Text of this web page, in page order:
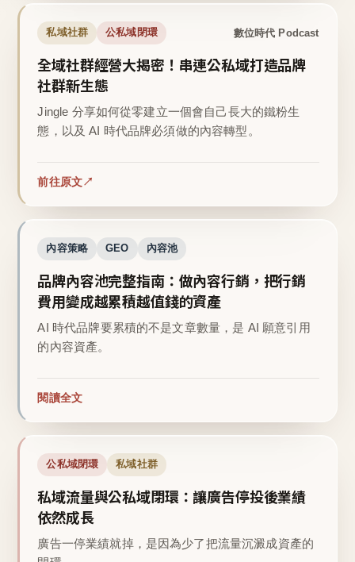
私域社群 公私域閉環 數位時代 Podcast
全域社群經營大揭密！串連公私域打造品牌
社群新生態
Jingle 分享如何從零建立一個會自己長大的鐵粉生
態，以及 AI 時代品牌必須做的內容轉型。
前往原文
內容策略 GEO 內容池
品牌內容池完整指南：做內容行銷，把行銷
費用變成越累積越值錢的資產
AI 時代品牌要累積的不是文章數量，是 AI 願意引用
的內容資產。
閱讀全文
公私域閉環 私域社群
私域流量與公私域閉環：讓廣告停投後業績
依然成長
廣告一停業績就掉，是因為少了把流量沉澱成資產的